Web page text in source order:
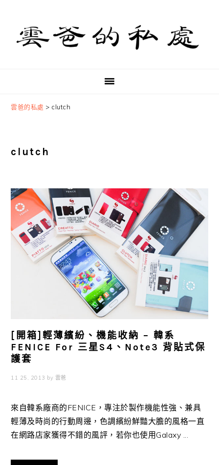
primary
navigation
content
primary
sidebar
雲爸的私處 > clutch
clutch
[開箱]輕薄繽紛、機能收納 – 韓系
FENICE For 三星S4、Note3 背貼式保
護套
11 25, 2013 by 雲爸
來自韓系廠商的FENICE，專注於製作機能性強、兼具
輕薄及時尚的行動周邊，色調繽紛鮮豔大膽的風格一直
在網路店家獲得不錯的風評，若你也使用Galaxy ...